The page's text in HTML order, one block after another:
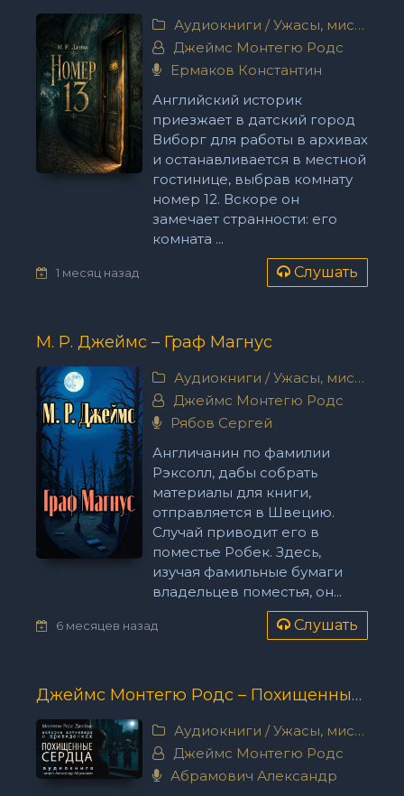
Аудиокниги /Ужасы, мистика
Джеймс Монтегю Родс
Ермаков Константин
Английский историк
приезжает в датский город
Виборг для работы в архивах
и останавливается в местной
гостинице, выбрав комнату
номер 12. Вскоре он
замечает странности: его
комната ...
1 месяц назад Слушать
М. Р. Джеймс – Граф Магнус
Аудиокниги /Ужасы, мистика
Джеймс Монтегю Родс
Рябов Сергей
Англичанин по фамилии
Рэксолл, дабы собрать
материалы для книги,
отправляется в Швецию.
Случай приводит его в
поместье Робек. Здесь,
изучая фамильные бумаги
владельцев поместья, он...
6 месяцев назад Слушать
Джеймс Монтегю Родс – Похищенные сердца
Аудиокниги /Ужасы, мистика
Джеймс Монтегю Родс
Абрамович Александр